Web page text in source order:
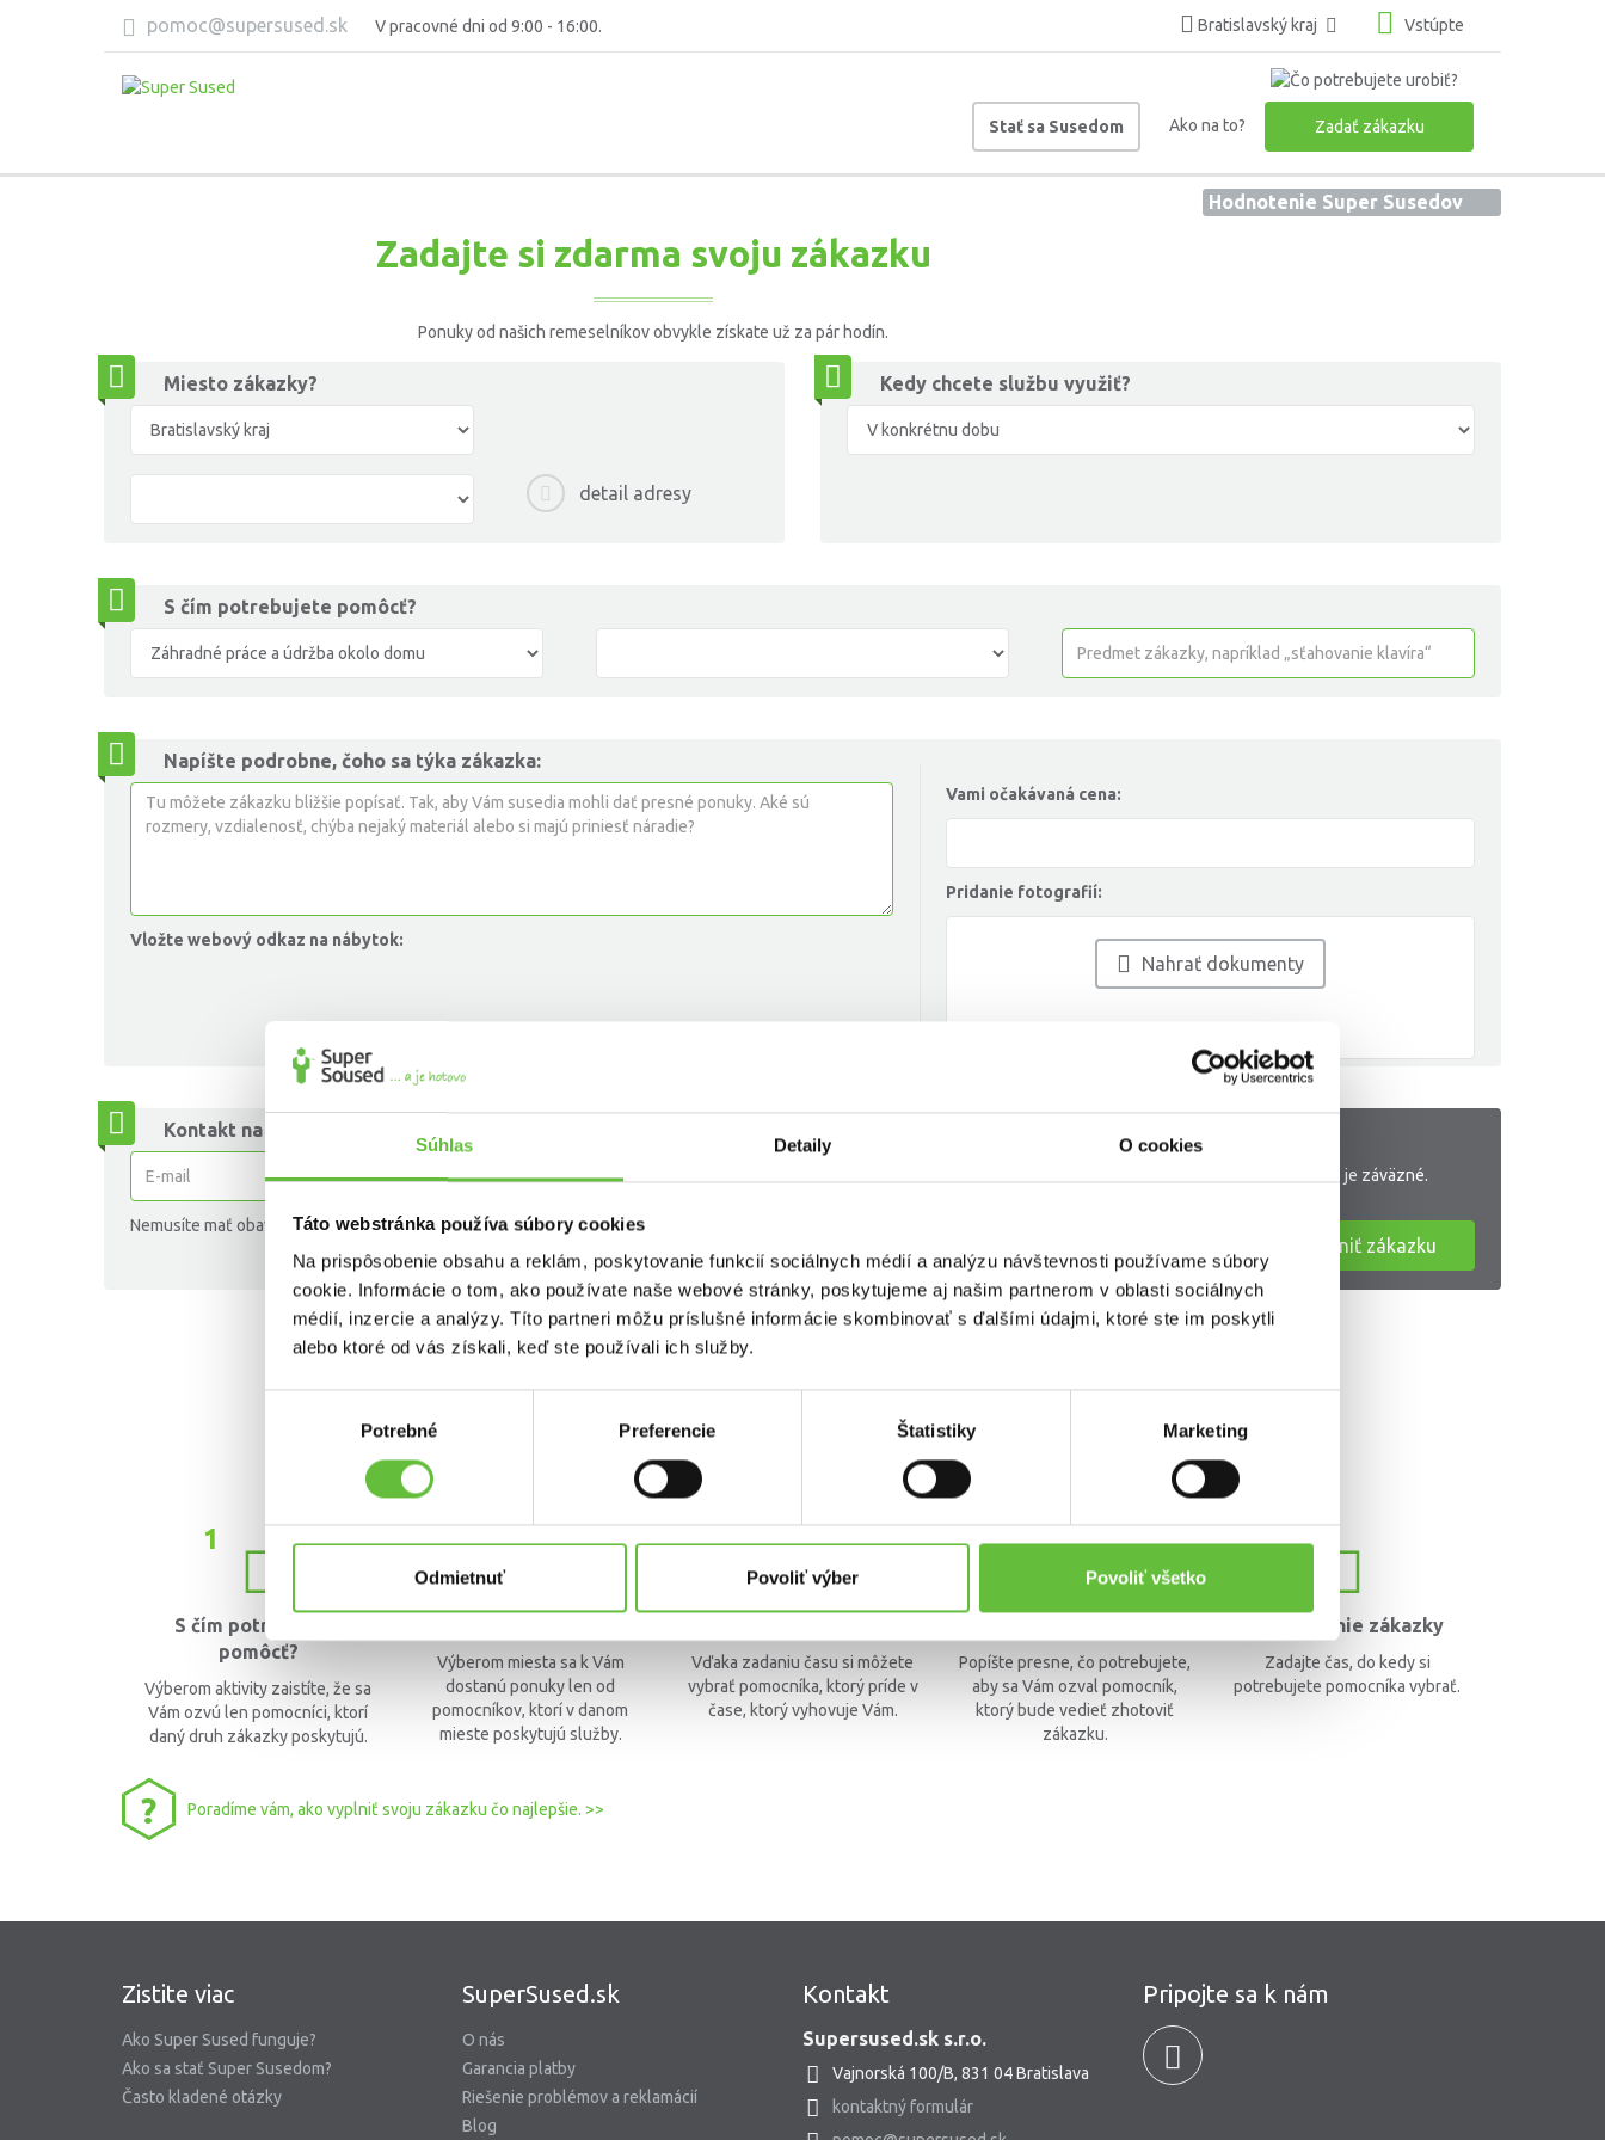
Súhlas Detaily O cookies
Táto webstránka používa súbory cookies
Na prispôsobenie obsahu a reklám, poskytovanie funkcií sociálnych médií a analýzu návštevnosti používame súbory
cookie. Informácie o tom, ako používate naše webové stránky, poskytujeme aj našim partnerom v oblasti sociálnych
médií, inzercie a analýzy. Títo partneri môžu príslušné informácie skombinovať s ďalšími údajmi, ktoré ste im poskytli
alebo ktoré od vás získali, keď ste používali ich služby.
Potrebné Preferencie Štatistiky Marketing
Odmietnuť Povoliť výber Povoliť všetko
pomoc@supersused.sk V pracovné dni od 9:00 - 16:00. Bratislavský kraj Vstúpte
Stať sa Susedom Ako na to? Zadať zákazku
Hodnotenie Super Susedov
Zadajte si zdarma svoju zákazku
Ponuky od našich remeselníkov obvykle získate už za pár hodín.
Miesto zákazky?
detail adresy
Kedy chcete službu využiť?
S čím potrebujete pomôcť?
Napíšte podrobne, čoho sa týka zákazka:
Vložte webový odkaz na nábytok:
Vami očakávaná cena:
Pridanie fotografií:
Nahrať dokumenty
Kontakt na Vás:
Nemusíte mať obavy, Váš e-mail nebude zverejnený.
Zverejnenie zákazky nie je záväzné.
Zverejniť zákazku
S čím potrebujete
pomôcť?
Výberom aktivity zaistíte, že sa
Vám ozvú len pomocníci, ktorí
daný druh zákazky poskytujú.
Výberom miesta sa k Vám
dostanú ponuky len od
pomocníkov, ktorí v danom
mieste poskytujú služby.
Vďaka zadaniu času si môžete
vybrať pomocníka, ktorý príde v
čase, ktorý vyhovuje Vám.
Popíšte presne, čo potrebujete,
aby sa Vám ozval pomocník,
ktorý bude vedieť zhotoviť
zákazku.
Zverejnenie zákazky
Zadajte čas, do kedy si
potrebujete pomocníka vybrať.
? Poradíme vám, ako vyplniť svoju zákazku čo najlepšie. >>
Zistite viac
Ako Super Sused funguje?
Ako sa stať Super Susedom?
Často kladené otázky
SuperSused.sk
O nás
Garancia platby
Riešenie problémov a reklamácií
Blog
Kontakt
Supersused.sk s.r.o.
Vajnorská 100/B, 831 04 Bratislava
kontaktný formulár
Pripojte sa k nám